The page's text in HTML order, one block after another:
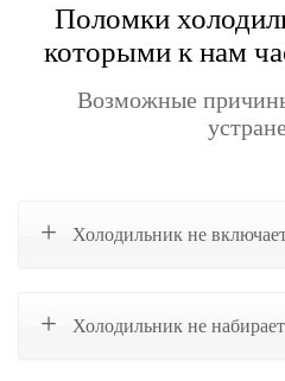
Поломки
которыми к нам
Возможные
Холодильник не
Холодильник не